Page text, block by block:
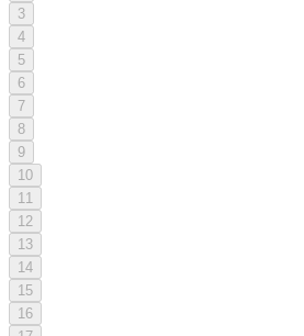
3
4
5
6
7
8
9
10
11
12
13
14
15
16